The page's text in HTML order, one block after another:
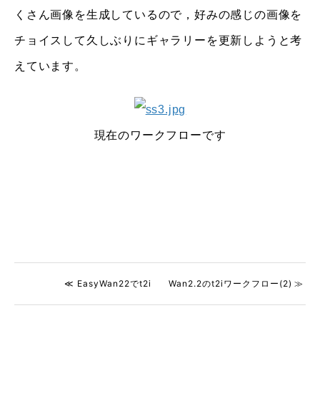
くさん画像を生成しているので，好みの感じの画像を
チョイスして久しぶりにギャラリーを更新しようと考
えています。
現在のワークフローです
≪ EasyWan22でt2i Wan2.2のt2iワークフロー(2) ≫